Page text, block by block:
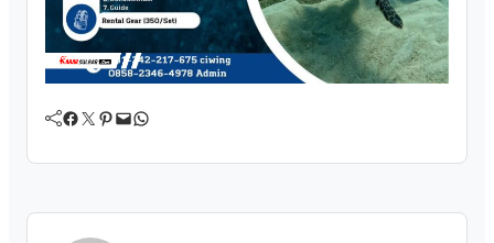
Facebook Twitter Pinterest Mail WhatsApp